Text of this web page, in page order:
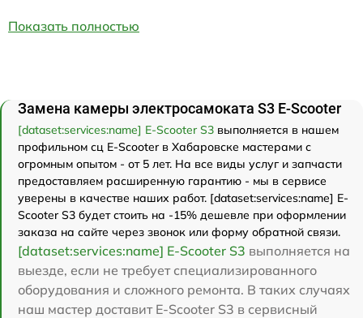
Показать полностью
Замена камеры электросамоката S3 E-Scooter
[dataset:services:name] E-Scooter S3 выполняется в нашем
профильном сц E-Scooter в Хабаровске мастерами с
огромным опытом - от 5 лет. На все виды услуг и запчасти
предоставляем расширенную гарантию - мы в сервисе
уверены в качестве наших работ. [dataset:services:name] E-
Scooter S3 будет стоить на -15% дешевле при оформлении
заказа на сайте через звонок или форму обратной связи.
[dataset:services:name] E-Scooter S3 выполняется на
выезде, если не требует специализированного
оборудования и сложного ремонта. В таких случаях
наш мастер доставит E-Scooter S3 в сервисный